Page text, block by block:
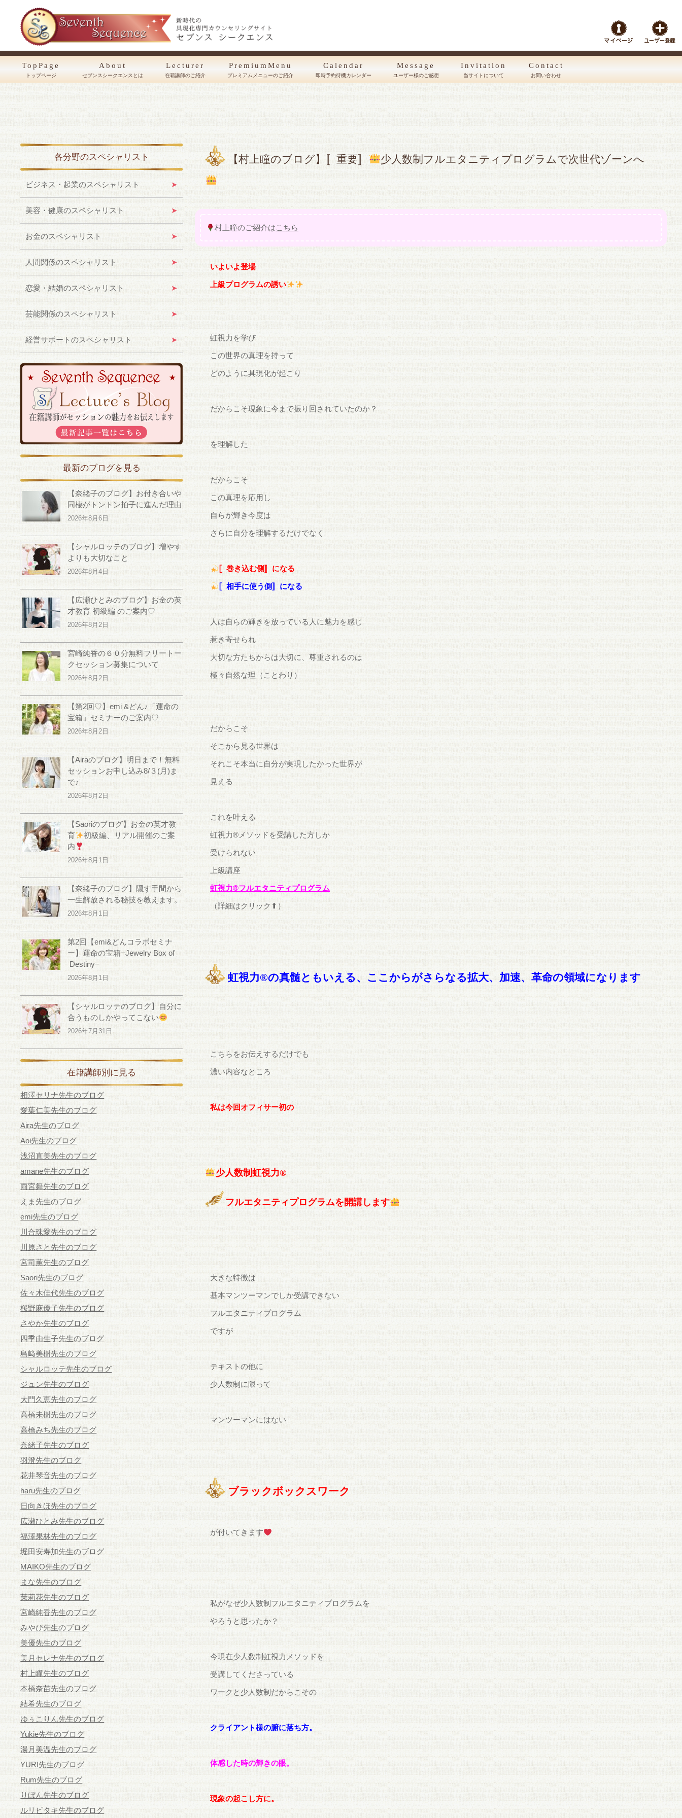
TopPage
トップページ
About
セブンスシークエンスとは
Lecturer
在籍講師のご紹介
PremiumMenu
プレミアムメニューのご紹介
Calendar
即時予約待機カレンダー
Message
ユーザー様のご感想
Invitation
当サイトについて
Contact
お問い合わせ
【村上瞳のブログ】〚重要〛 少人数制フルエタニティプログラムで次世代ゾーンへ
村上瞳のご紹介はこちら
いよいよ登場
上級プログラムの誘い
虹視力を学び
この世界の真理を持って
どのように具現化が起こり
だからこそ現象に今まで振り回されていたのか？
を理解した
だからこそ
この真理を応用し
自らが輝き今度は
さらに自分を理解するだけでなく
〚巻き込む側〛になる
〚相手に使う側〛になる
人は自らの輝きを放っている人に魅力を感じ
惹き寄せられ
大切な方たちからは大切に、尊重されるのは
極々自然な理（ことわり）
だからこそ
そこから見る世界は
それこそ本当に自分が実現したかった世界が
見える
これを叶える
虹視力®メソッドを受講した方しか
受けられない
上級講座
虹視力®フルエタニティプログラム
（詳細はクリック⬆）
虹視力®︎の真髄ともいえる、ここからがさらなる拡大、加速、革命の領域になります
こちらをお伝えするだけでも
濃い内容なところ
私は今回オフィサー初の
少人数制虹視力®
フルエタニティプログラムを開講します
大きな特徴は
基本マンツーマンでしか受講できない
フルエタニティプログラム
ですが
テキストの他に
少人数制に限って
マンツーマンにはない
ブラックボックスワーク
が付いてきます
私がなぜ少人数制フルエタニティプログラムを
やろうと思ったか？
今現在少人数制虹視力メソッドを
受講してくださっている
ワークと少人数制だからこその
クライアント様の腑に落ち方。
体感した時の輝きの眼。
現象の起こし方に。
各分野のスペシャリスト
ビジネス・起業のスペシャリスト
美容・健康のスペシャリスト
お金のスペシャリスト
人間関係のスペシャリスト
恋愛・結婚のスペシャリスト
芸能関係のスペシャリスト
経営サポートのスペシャリスト
最新のブログを見る
【奈緒子のブログ】お付き合いや
同棲がトントン拍子に進んだ理由
2026年8月6日
【シャルロッテのブログ】増やす
よりも大切なこと
2026年8月4日
【広瀬ひとみのブログ】お金の英
才教育 初級編 のご案内♡
2026年8月2日
宮崎純香の６０分無料フリートー
クセッション募集について
2026年8月2日
【第2回♡】emi &どん♪「運命の
宝箱」セミナーのご案内♡
2026年8月2日
【Airaのブログ】明日まで！無料
セッションお申し込み8/３(月)ま
で♪
2026年8月2日
【Saoriのブログ】お金の英才教
育
初級編、リアル開催のご案
内
2026年8月1日
【奈緒子のブログ】隠す手間から
一生解放される秘技を教えます。
2026年8月1日
第2回【emi&どんコラボセミナ
ー】運命の宝箱−Jewelry Box of
Destiny−
2026年8月1日
【シャルロッテのブログ】自分に
合うものしかやってこない
2026年7月31日
在籍講師別に見る
相澤セリナ先生のブログ
愛葉仁美先生のブログ
Aira先生のブログ
Aoi先生のブログ
浅沼直美先生のブログ
amane先生のブログ
雨宮舞先生のブログ
えま先生のブログ
emi先生のブログ
川合珠愛先生のブログ
川原さと先生のブログ
宮司薫先生のブログ
Saori先生のブログ
佐々木佳代先生のブログ
桜野麻優子先生のブログ
さやか先生のブログ
四季由生子先生のブログ
島﨑美樹先生のブログ
シャルロッテ先生のブログ
ジュン先生のブログ
大門久恵先生のブログ
高橋未樹先生のブログ
高橋みち先生のブログ
奈緒子先生のブログ
羽澄先生のブログ
花井琴音先生のブログ
haru先生のブログ
日向きほ先生のブログ
広瀬ひとみ先生のブログ
福澤果林先生のブログ
堀田安寿加先生のブログ
MAIKO先生のブログ
まな先生のブログ
茉莉花先生のブログ
宮崎純香先生のブログ
みやび先生のブログ
美優先生のブログ
美月セレナ先生のブログ
村上瞳先生のブログ
本橋奈苗先生のブログ
結希先生のブログ
ゆぅこりん先生のブログ
Yukie先生のブログ
湯月美温先生のブログ
YURI先生のブログ
Rum先生のブログ
りぼん先生のブログ
ルリビタキ先生のブログ